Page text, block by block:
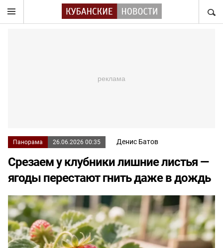
Панорама 26.06.2026 00:35 Денис Батов
Срезаем у клубники лишние листья —
ягоды перестают гнить даже в дождь